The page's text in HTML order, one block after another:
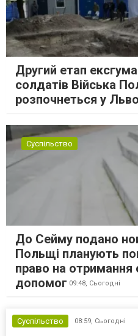
Другий етап
солдатів Війська
розпочнеться у
Суспільство
До Сейму подано
Польщі планують
право на отримання
допомог 09:48, Сьогодні
Суспільство 08:59, Сьогодні